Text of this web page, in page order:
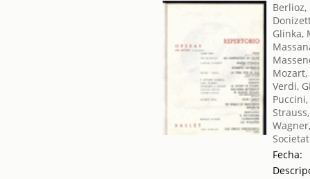
Berlioz,
Glinka,
Verdi,
Fecha: